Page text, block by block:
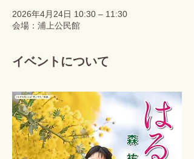
2026年4月24日 10:30 – 11:30
会場：浦上公民館
イベントについて